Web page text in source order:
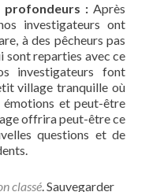
profondeurs : Après
investigateurs ont
à des pêcheurs pas
sont reparties avec ce
investigateurs font
village tranquille où
émotions et peut-être
offrira peut-être ce
questions et de
classé. Sauvegarder